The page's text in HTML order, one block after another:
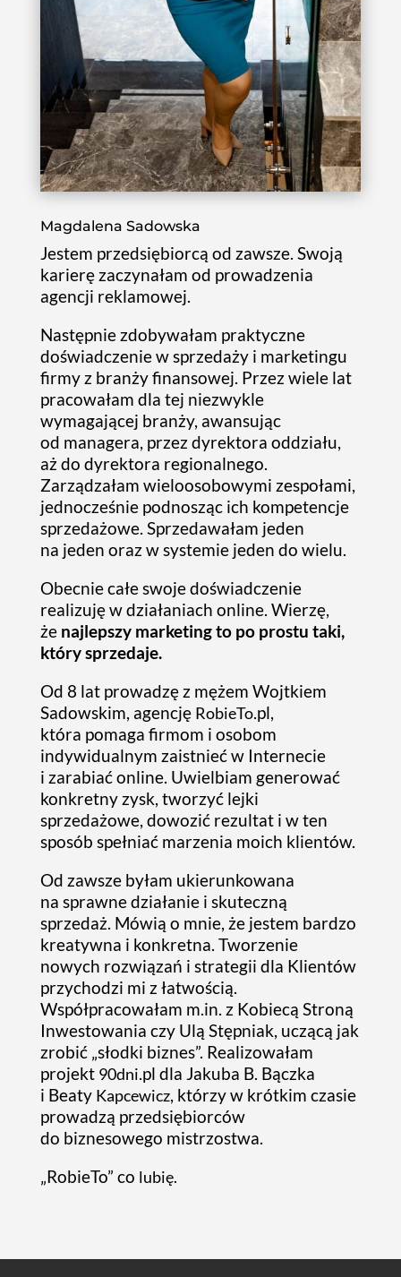
Magdalena Sadowska
Jestem przedsiębiorcą od zawsze. Swoją
karierę zaczynałam od prowadzenia
agencji reklamowej.
Następnie zdobywałam praktyczne
doświadczenie w sprzedaży i marketingu
firmy z branży finansowej. Przez wiele lat
pracowałam dla tej niezwykle
wymagającej branży, awansując
od managera, przez dyrektora oddziału,
aż do dyrektora regionalnego.
Zarządzałam wieloosobowymi zespołami,
jednocześnie podnosząc ich kompetencje
sprzedażowe. Sprzedawałam jeden
na jeden oraz w systemie jeden do wielu.
Obecnie całe swoje doświadczenie
realizuję w działaniach online. Wierzę,
że najlepszy marketing to po prostu taki,
który sprzedaje.
Od 8 lat prowadzę z mężem Wojtkiem
Sadowskim, agencję RobieTo.pl,
która pomaga firmom i osobom
indywidualnym zaistnieć w Internecie
i zarabiać online. Uwielbiam generować
konkretny zysk, tworzyć lejki
sprzedażowe, dowozić rezultat i w ten
sposób spełniać marzenia moich klientów.
Od zawsze byłam ukierunkowana
na sprawne działanie i skuteczną
sprzedaż. Mówią o mnie, że jestem bardzo
kreatywna i konkretna. Tworzenie
nowych rozwiązań i strategii dla Klientów
przychodzi mi z łatwością.
Współpracowałam m.in. z Kobiecą Stroną
Inwestowania czy Ulą Stępniak, uczącą jak
zrobić „słodki biznes”. Realizowałam
projekt 90dni.pl dla Jakuba B. Bączka
i Beaty Kapcewicz, którzy w krótkim czasie
prowadzą przedsiębiorców
do biznesowego mistrzostwa.
„RobieTo” co lubię.